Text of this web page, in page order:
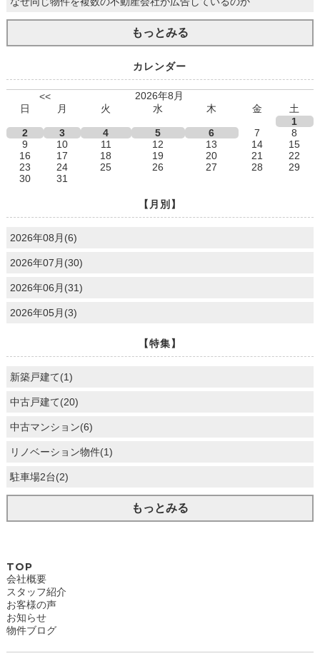
もっとみる
カレンダー
<<
2026年8月
日
月 火 水 木 金
土
1
2
3 4 5 6 7
8
9
10 11 12 13 14
15
16
17 18 19 20 21
22
23
24 25 26 27 28
29
30
31
【月別】
2026年08月(6)
2026年07月(30)
2026年06月(31)
2026年05月(3)
【特集】
新築戸建て(1)
中古戸建て(20)
中古マンション(6)
リノベーション物件(1)
駐車場2台(2)
もっとみる
TOP
会社概要
スタッフ紹介
お客様の声
お知らせ
物件ブログ